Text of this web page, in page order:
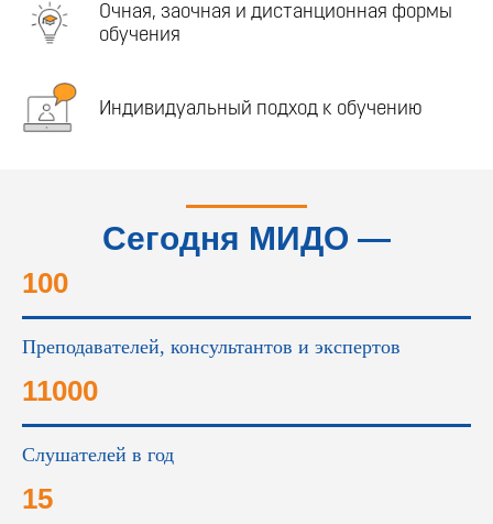
Очная, заочная и дистанционная формы
обучения
Индивидуальный подход к обучению
Сегодня МИДО —
100
Преподавателей, консультантов и экспертов
11000
Слушателей в год
15